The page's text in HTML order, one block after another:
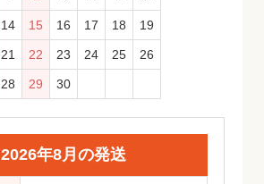
14 15 16 17 18 19
21 22 23 24 25 26
28 29 30
2026年8月の発送